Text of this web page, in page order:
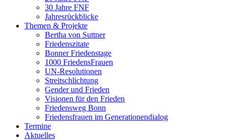
30 Jahre FNF
Jahresrückblicke
Themen & Projekte
Bertha von Suttner
Friedenszitate
Bonner Friedenstage
1000 FriedensFrauen
UN-Resolutionen
Streitschlichtung
Gender und Frieden
Visionen für den Frieden
Friedensweg Bonn
Friedensfrauen im Generationendialog
Termine
Aktuelles